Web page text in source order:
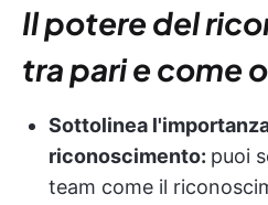
Il potere del
tra pari e come
Sottolinea
riconoscimento: puoi
team come il